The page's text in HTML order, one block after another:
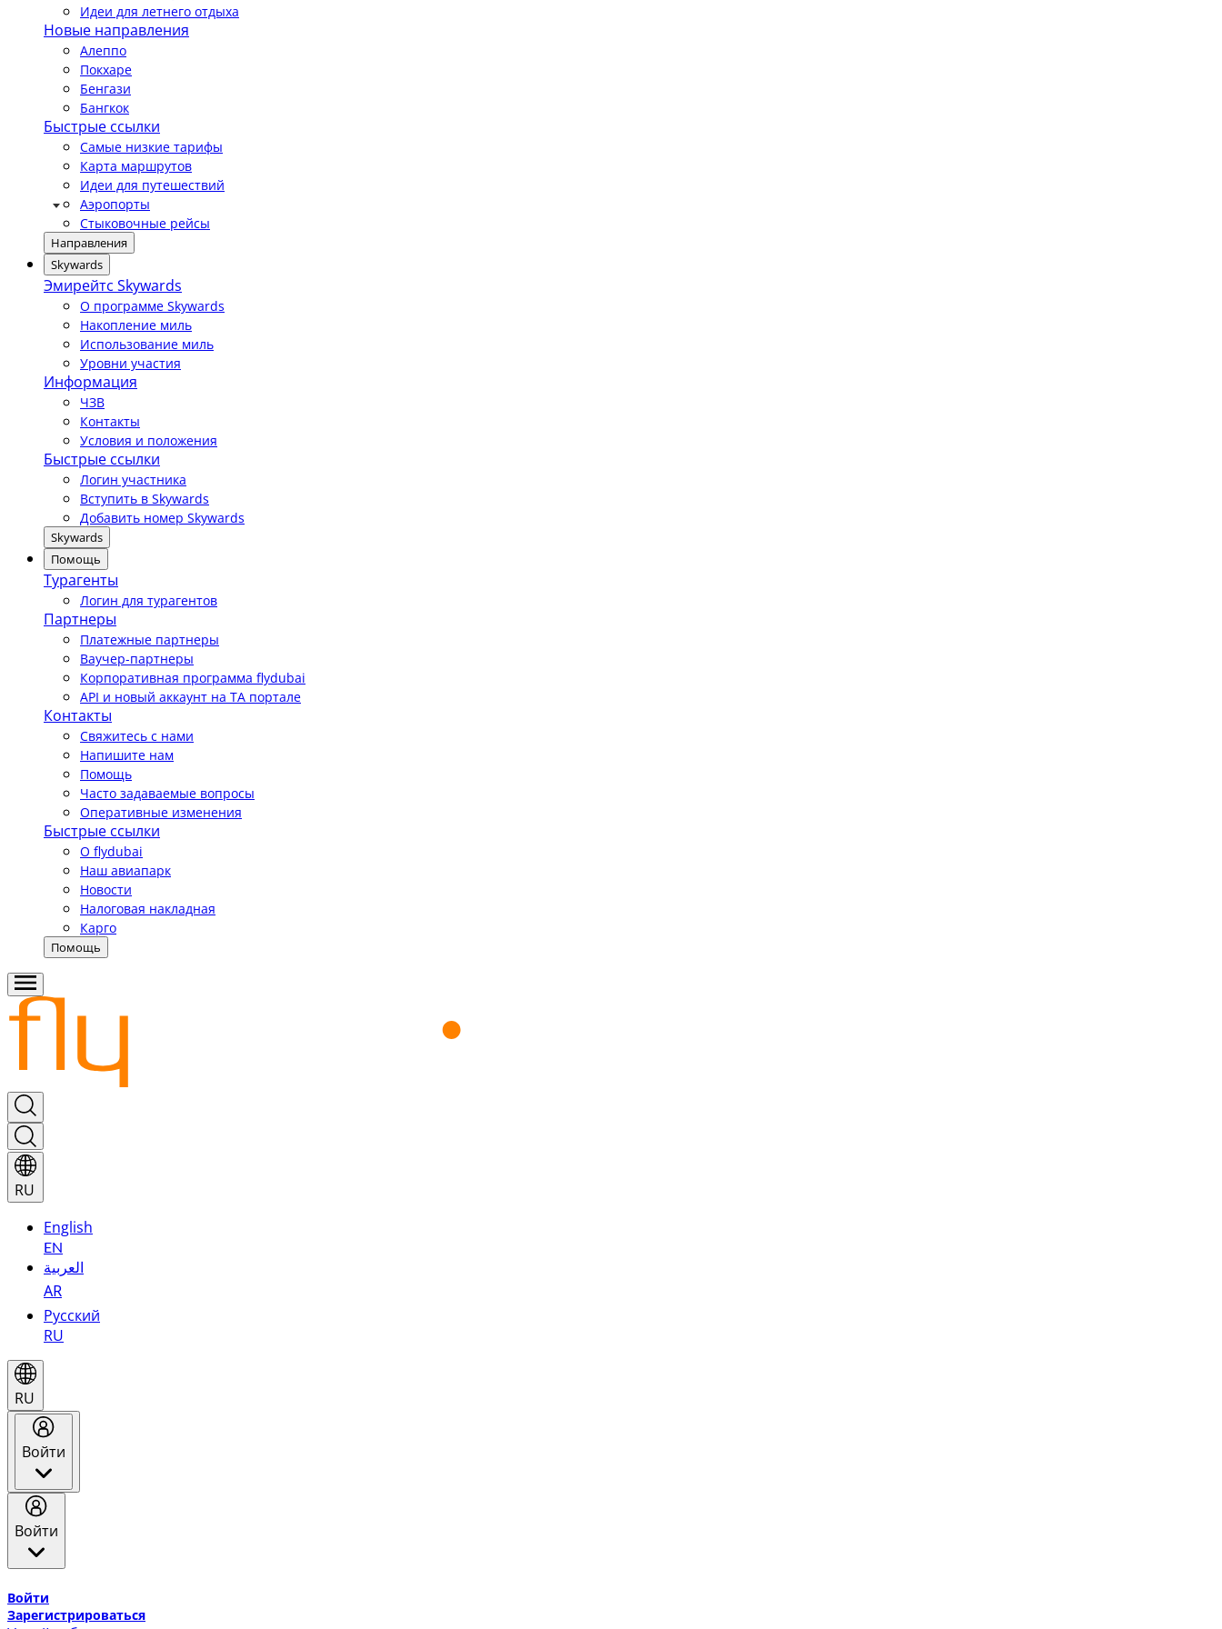
Идеи для летнего отдыха
Новые направления
Алеппо
Покхаре
Бенгази
Бангкок
Быстрые ссылки
Самые низкие тарифы
Карта маршрутов
Идеи для путешествий
Аэропорты
Стыковочные рейсы
Направления
Skywards
Эмирейтс Skywards
О программе Skywards
Накопление миль
Использование миль
Уровни участия
Информация
ЧЗВ
Контакты
Условия и положения
Быстрые ссылки
Логин участника
Вступить в Skywards
Добавить номер Skywards
Skywards
Помощь
Турагенты
Логин для турагентов
Партнеры
Платежные партнеры
Ваучер-партнеры
Корпоративная программа flydubai
API и новый аккаунт на TA портале
Контакты
Свяжитесь с нами
Напишите нам
Помощь
Часто задаваемые вопросы
Оперативные изменения
Быстрые ссылки
О flydubai
Наш авиапарк
Новости
Налоговая накладная
Карго
Помощь
RU
English
EN
العربية
AR
Русский
RU
RU
Войти
Войти
Войти
Зарегистрироваться